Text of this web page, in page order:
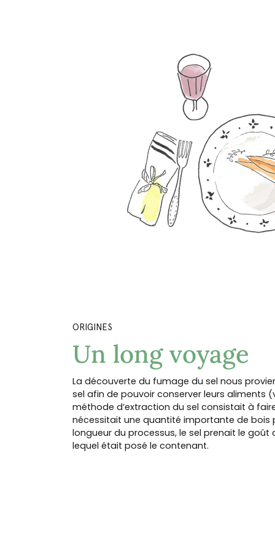
ORIGINES
Un long voyage
La découverte du fumage du sel nous
sel afin de pouvoir conserver leurs aliments
méthode d’extraction du sel consistait à
nécessitait une quantité importante de bois
longueur du processus, le sel prenait le goût
lequel était posé le contenant.